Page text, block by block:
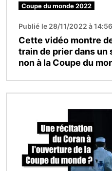
Coupe du monde 2022
Publié le 28/11/2022 à 14:56
Cette vidéo montre
train de prier dans un
non à la Coupe du